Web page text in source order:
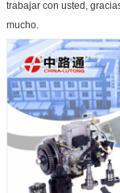
trabajar con usted,
mucho.